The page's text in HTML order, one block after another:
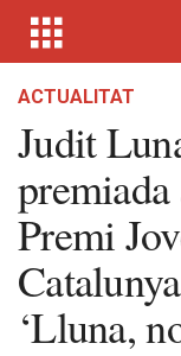
ACTUALITAT
Judit
Premi
‘Lluna,